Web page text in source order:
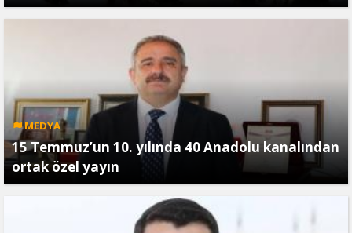
MEDYA
15 Temmuz’un 10. yılında 40 Anadolu kanalından
ortak özel yayın